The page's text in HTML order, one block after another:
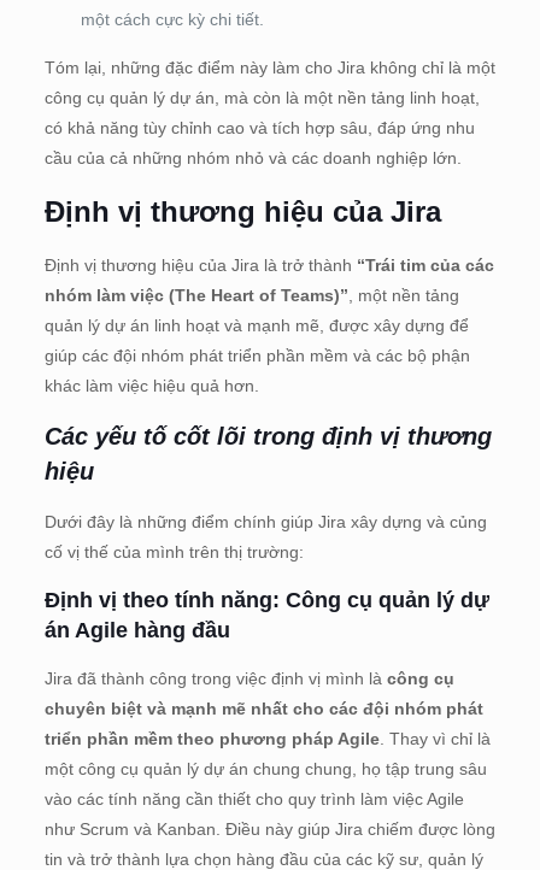
một cách cực kỳ chi tiết.
Tóm lại, những đặc điểm này làm cho Jira không chỉ là một
công cụ quản lý dự án, mà còn là một nền tảng linh hoạt,
có khả năng tùy chỉnh cao và tích hợp sâu, đáp ứng nhu
cầu của cả những nhóm nhỏ và các doanh nghiệp lớn.
Định vị thương hiệu của Jira
Định vị thương hiệu của Jira là trở thành “Trái tim của các
nhóm làm việc (The Heart of Teams)” , một nền tảng
quản lý dự án linh hoạt và mạnh mẽ, được xây dựng để
giúp các đội nhóm phát triển phần mềm và các bộ phận
khác làm việc hiệu quả hơn.
Các yếu tố cốt lõi trong định vị thương
hiệu
Dưới đây là những điểm chính giúp Jira xây dựng và củng
cố vị thế của mình trên thị trường:
Định vị theo tính năng: Công cụ quản lý dự
án Agile hàng đầu
Jira đã thành công trong việc định vị mình là công cụ
chuyên biệt và mạnh mẽ nhất cho các đội nhóm phát
triển phần mềm theo phương pháp Agile. Thay vì chỉ là
một công cụ quản lý dự án chung chung, họ tập trung sâu
vào các tính năng cần thiết cho quy trình làm việc Agile
như Scrum và Kanban. Điều này giúp Jira chiếm được lòng
tin và trở thành lựa chọn hàng đầu của các kỹ sư, quản lý